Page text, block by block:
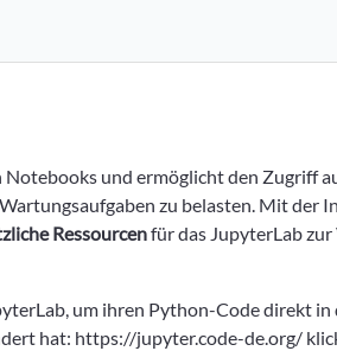
und ermöglicht den Zugriff
zu belasten. Mit der
Ressourcenfür das JupyterLab
um ihren Python-Code direkt in
hat: https://jupyter.code-de.org/